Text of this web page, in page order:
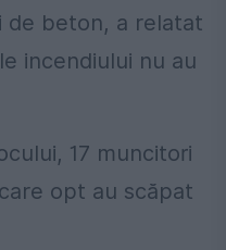
de beton, a relatat
incendiului nu au
17 muncitori
opt au scăpat